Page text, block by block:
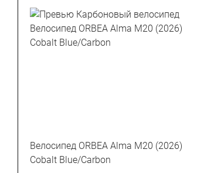
Велосипед ORBEA Alma M20 (2026)
Cobalt Blue/Carbon